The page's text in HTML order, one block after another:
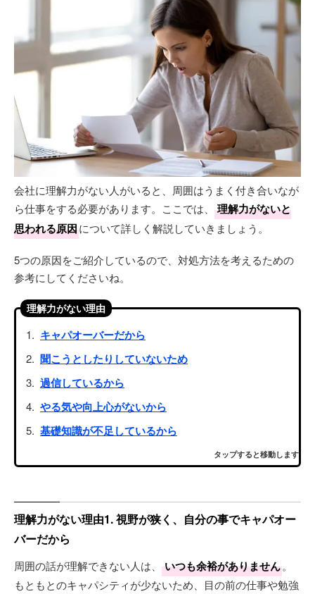
会社に理解力がない人がいると、周囲はうまく付き合いなが
ら仕事をする必要があります。ここでは、
理解力がないと
思われる原因について詳しく解説していきましょう。
5つの原因をご紹介しているので、対処方法を考えるための
参考にしてくださいね。
理解力がない理由
キャパオーバーだから
聞こうとしたりしていないため
過信しているから
やる気や向上心がないから
基礎知識が不足しているから
タップすると移動します
理解力がない理由1. 視野が狭く、自分の事でキャパオー
バーだから
周囲の話が理解できない人は、 いつも余裕がありません。
もともとのキャパシティが少ないため、目の前の仕事や勉強